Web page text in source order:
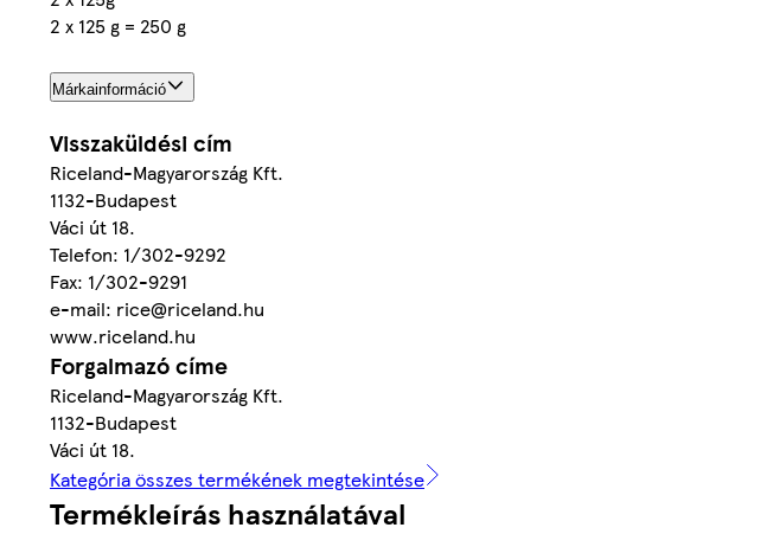
2 x 125 g = 250 g
Márkainformáció
Visszaküldési cím
Riceland-Magyarország Kft.
1132-Budapest
Váci út 18.
Telefon: 1/302-9292
Fax: 1/302-9291
e-mail: rice@riceland.hu
www.riceland.hu
Forgalmazó címe
Riceland-Magyarország Kft.
1132-Budapest
Váci út 18.
Kategória összes termékének megtekintése
Termékleírás használatával